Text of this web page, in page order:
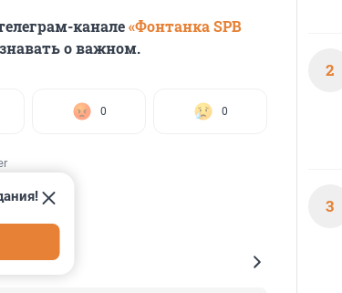
канале«Фонтанка SPB
о важном.
0 0
2
3